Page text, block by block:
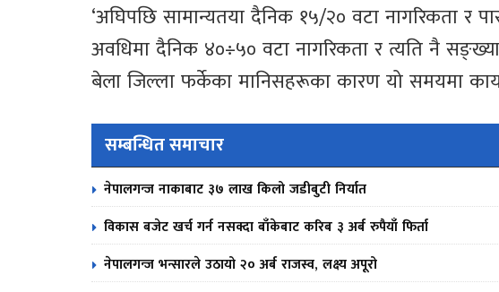
‘अघिपछि सामान्यतया दैनिक १५/२० वटा नागरिकता र
अवधिमा दैनिक ४०÷५० वटा नागरिकता र त्यति नै
बेला जिल्ला फर्केका मानिसहरूका कारण यो समयमा
सम्बन्धित समाचार
नेपालगन्ज नाकाबाट ३७ लाख किलो जडीबुटी निर्यात
विकास बजेट खर्च गर्न नसक्दा बाँकेबाट करिब ३ अर्ब रुपैयाँ फिर्ता
नेपालगन्ज भन्सारले उठायो २० अर्ब राजस्व, लक्ष्य अपूरो